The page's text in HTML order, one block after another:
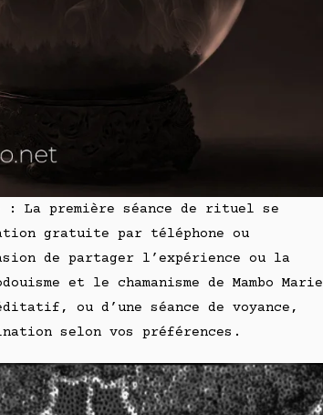
La première séance de rituel se
gratuite par téléphone ou
de partager l’expérience ou la
et le chamanisme de Mambo Marie
ou d’une séance de voyance,
selon vos préférences.